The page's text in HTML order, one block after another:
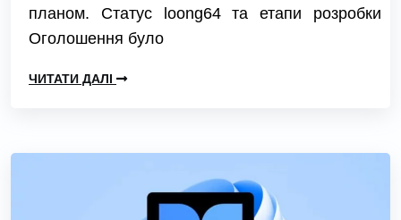
планом. Статус loong64 та етапи розробки
Оголошення було
ЧИТАТИ ДАЛІ